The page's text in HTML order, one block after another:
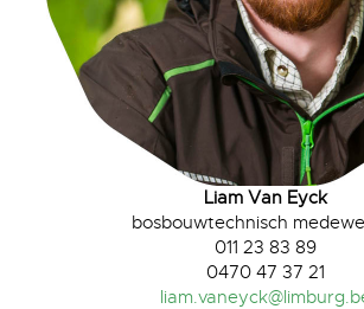
Liam Van Eyck
bosbouwtechnisch
011 23 83 89
0470 47 37 21